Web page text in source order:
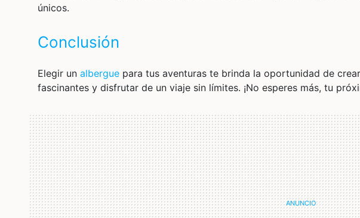
únicos.
Conclusión
Elegir un albergue para tus aventuras te brinda la oportunidad de
fascinantes y disfrutar de un viaje sin límites. ¡No esperes más, tu